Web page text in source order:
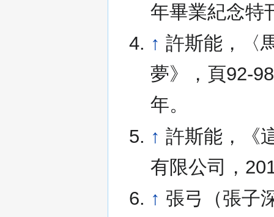
年畢業紀念特
↑ 許斯能，〈
夢》，頁92-
年。
↑ 許斯能，《
有限公司，
↑ 張弓（張子